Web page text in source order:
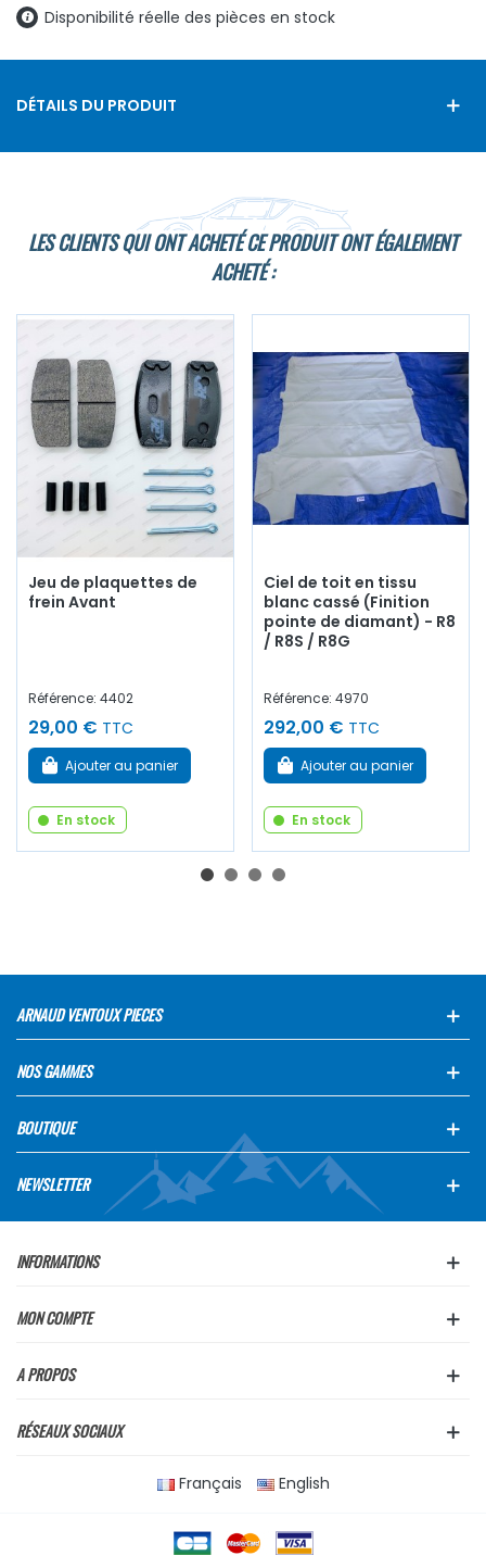
Disponibilité réelle des pièces en stock
DÉTAILS DU PRODUIT
LES CLIENTS QUI ONT ACHETÉ CE PRODUIT ONT ÉGALEMENT
ACHETÉ :
Jeu de plaquettes de
frein Avant
Référence: 4402
29,00 € TTC
Ajouter au panier
En stock
Ciel de toit en tissu
blanc cassé (Finition
pointe de diamant) - R8
/ R8S / R8G
Référence: 4970
292,00 € TTC
Ajouter au panier
En stock
ARNAUD VENTOUX PIECES
NOS GAMMES
BOUTIQUE
NEWSLETTER
INFORMATIONS
MON COMPTE
A PROPOS
RÉSEAUX SOCIAUX
Français English